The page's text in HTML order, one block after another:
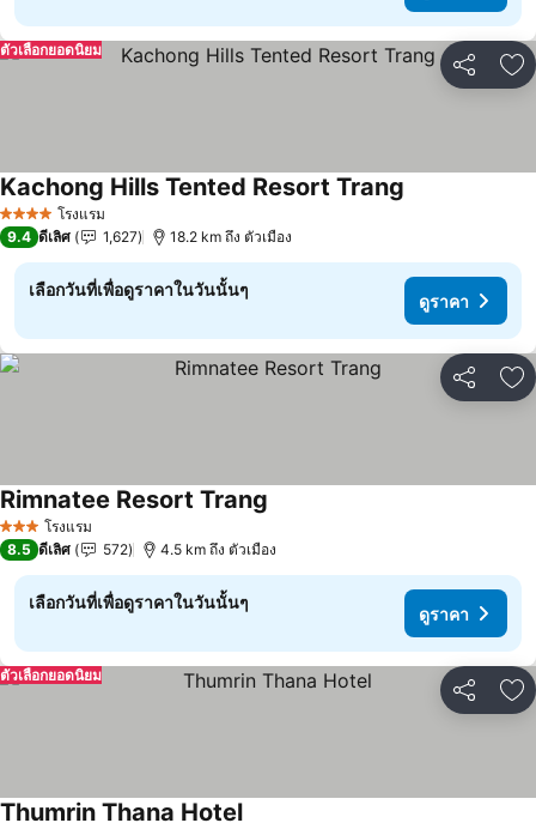
แชร์ เ
ตัวเลือกยอดนิยม
4 ดาว โรงแรม
Kachong Hills Tented Resort Trang
9.4 ดีเลิศ 1,627 18.2 km ถึง ตัวเมือง
เลือกวันที่เพื่อดูราคาในวันนั้นๆ
ดูราคา
แชร์ เ
3 ดาว โรงแรม
Rimnatee Resort Trang
8.5 ดีเลิศ 572 4.5 km ถึง ตัวเมือง
เลือกวันที่เพื่อดูราคาในวันนั้นๆ
ดูราคา
แชร์ เ
ตัวเลือกยอดนิยม
Thumrin Thana Hotel